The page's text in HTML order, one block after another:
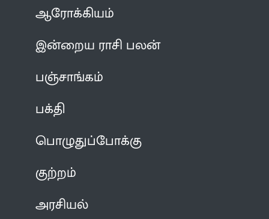
ஆரோக்கியம்
இன்றைய ராசி பலன்
பஞ்சாங்கம்
பக்தி
பொழுதுப்போக்கு
குற்றம்
அரசியல்